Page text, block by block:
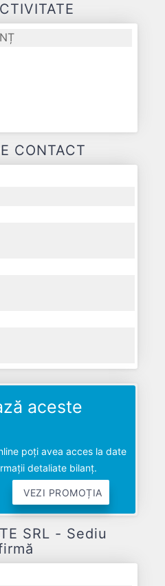
CONTACT
aceste
poți avea acces la date
detaliate bilanț.
VEZI PROMOȚIA
SRL - Sediu